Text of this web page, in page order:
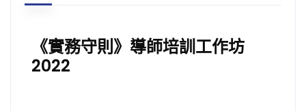
《實務守則》導師培訓工作坊
2022